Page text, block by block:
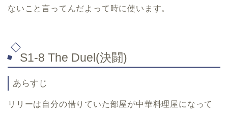
ないこと言ってんだよって時に使います。
S1-8 The Duel(決闘)
あらすじ
リリーは自分の借りていた部屋が中華料理屋になって